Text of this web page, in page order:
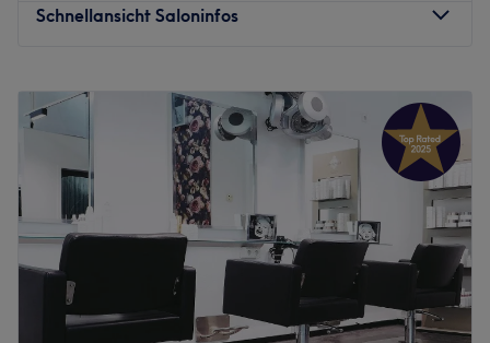
Schnellansicht Saloninfos
Dienstag
18:00
09:00
18:00
Donnerstag
09:00 –15:00
Freitag
09:00
19:00
Samstag
08:00
14:00
Sonntag
Geschlossen
Im Sommer 2004 eröffnete der Salon „diefrisöre“ im
Stuttgarter Westen und bietet einen Raum für
Entspannung und Wohlbefinden. In dieser ruhigen